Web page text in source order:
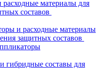
материалы для
составов
и расходные материалы
защитных составов
гибридные составы для